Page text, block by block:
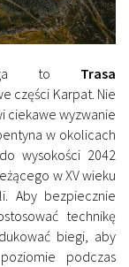
to Trasa
części Karpat. Nie
ciekawe wyzwanie
w okolicach
wysokości 2042
w XV wieku
Aby bezpiecznie
technikę
biegi, aby
podczas